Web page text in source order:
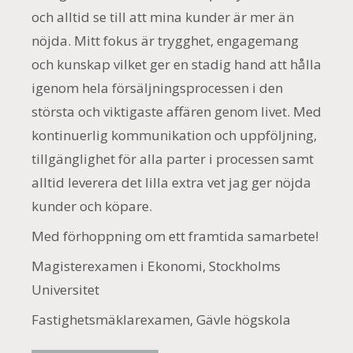
och alltid se till att mina kunder är mer än
nöjda. Mitt fokus är trygghet, engagemang
och kunskap vilket ger en stadig hand att hålla
igenom hela försäljningsprocessen i den
största och viktigaste affären genom livet. Med
kontinuerlig kommunikation och uppföljning,
tillgänglighet för alla parter i processen samt
alltid leverera det lilla extra vet jag ger nöjda
kunder och köpare.
Med förhoppning om ett framtida samarbete!
Magisterexamen i Ekonomi, Stockholms
Universitet
Fastighetsmäklarexamen, Gävle högskola